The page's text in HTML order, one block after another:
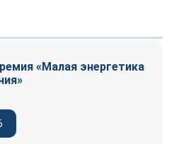
«Малая энергетика